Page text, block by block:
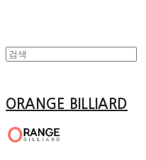
ORANGE BILLIARD